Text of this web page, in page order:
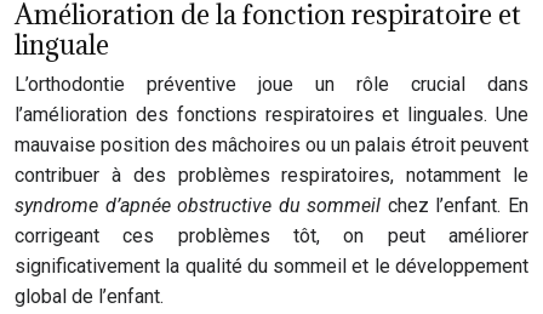
Amélioration de la fonction respiratoire et
linguale
L’orthodontie préventive joue un rôle crucial dans
l’amélioration des fonctions respiratoires et linguales. Une
mauvaise position des mâchoires ou un palais étroit peuvent
contribuer à des problèmes respiratoires, notamment le
syndrome d’apnée obstructive du sommeil chez l’enfant. En
corrigeant ces problèmes tôt, on peut améliorer
significativement la qualité du sommeil et le développement
global de l’enfant.